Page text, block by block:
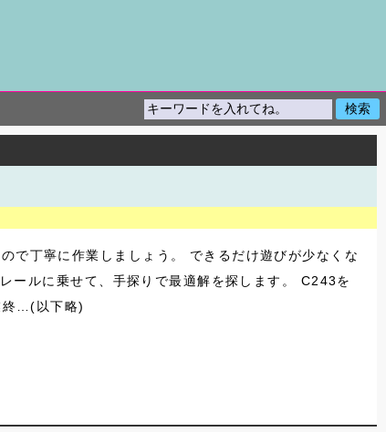
で丁寧に作業しましょう。 できるだけ遊びが少なくな
ールに乗せて、手探りで最適解を探します。 C243を
終…(以下略)